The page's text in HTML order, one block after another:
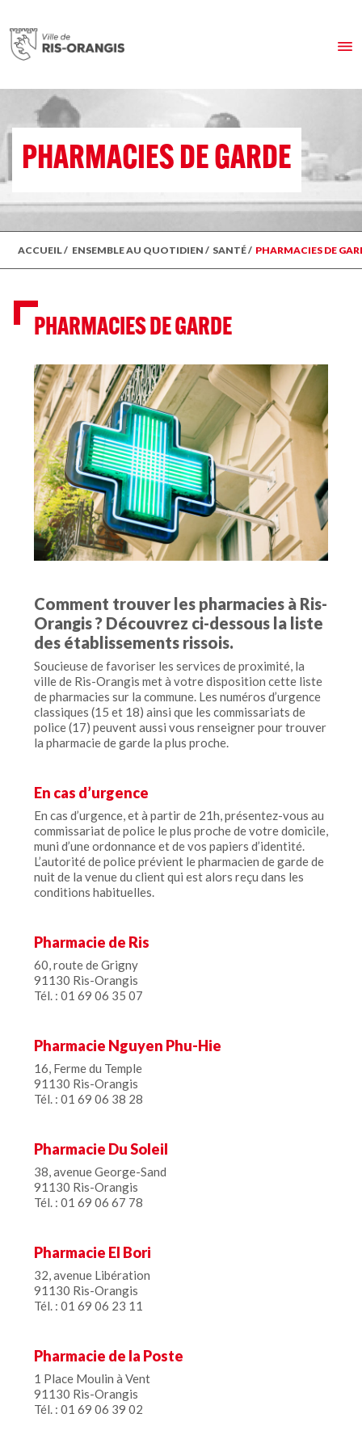
PHARMACIES DE GARDE
ACCUEIL/ ENSEMBLE AU QUOTIDIEN / SANTÉ/ PHARMACIES DE
PHARMACIES DE GARDE
Comment trouver les pharmacies à Ris-
Orangis ? Découvrez ci-dessous la liste
des établissements rissois.
Soucieuse de favoriser les services de proximité, la
ville de Ris-Orangis met à votre disposition cette liste
de pharmacies sur la commune. Les numéros d’urgence
classiques (15 et 18) ainsi que les commissariats de
police (17) peuvent aussi vous renseigner pour trouver
la pharmacie de garde la plus proche.
En cas d’urgence
En cas d’urgence, et à partir de 21h, présentez-vous au
commissariat de police le plus proche de votre domicile,
muni d’une ordonnance et de vos papiers d’identité.
L’autorité de police prévient le pharmacien de garde de
nuit de la venue du client qui est alors reçu dans les
conditions habituelles.
Pharmacie de Ris
60, route de Grigny
91130 Ris-Orangis
Tél. : 01 69 06 35 07
Pharmacie Nguyen Phu-Hie
16, Ferme du Temple
91130 Ris-Orangis
Tél. : 01 69 06 38 28
Pharmacie Du Soleil
38, avenue George-Sand
91130 Ris-Orangis
Tél. : 01 69 06 67 78
Pharmacie El Bori
32, avenue Libération
91130 Ris-Orangis
Tél. : 01 69 06 23 11
Pharmacie de la Poste
1 Place Moulin à Vent
91130 Ris-Orangis
Tél. : 01 69 06 39 02